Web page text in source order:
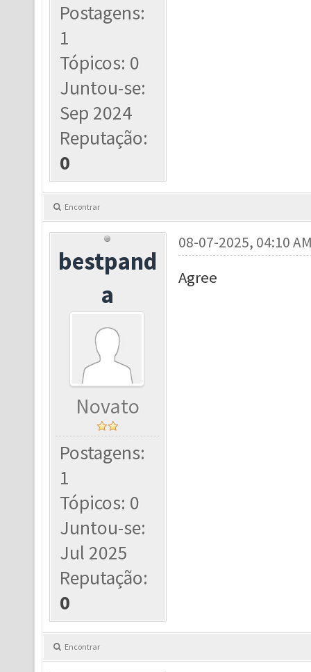
Postagens:
1
Tópicos: 0
Juntou-se:
Sep 2024
Reputação:
0
Encontrar
bestpand
a
Novato
Postagens:
1
Tópicos: 0
Juntou-se:
Jul 2025
Reputação:
0
08-07-2025, 04:10
Agree
Encontrar